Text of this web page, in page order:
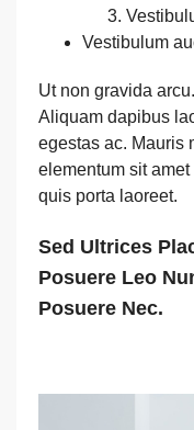
Vestibulum
Ut non gravida
Aliquam dapibus
egestas ac. Mauris
elementum sit
quis porta laoreet.
Sed Ultrices
Posuere Leo
Posuere Nec.